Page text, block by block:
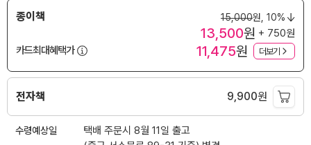
종이책 15,000원, 10%
13,500원 + 750원
카드최대혜택가
11,475원 더보기
전자책 9,900원
수령예상일
택배 주문시 8월 11일 출고